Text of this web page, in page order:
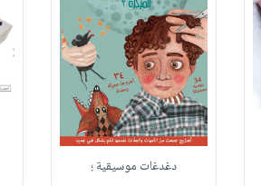
دغدغات موسيقية ؛